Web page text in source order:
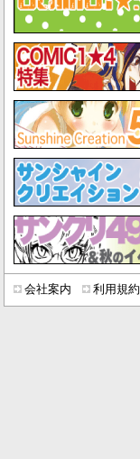
会社案内 利用規約